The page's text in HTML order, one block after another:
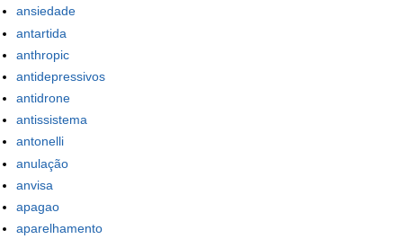
ansiedade
antartida
anthropic
antidepressivos
antidrone
antissistema
antonelli
anulação
anvisa
apagao
aparelhamento